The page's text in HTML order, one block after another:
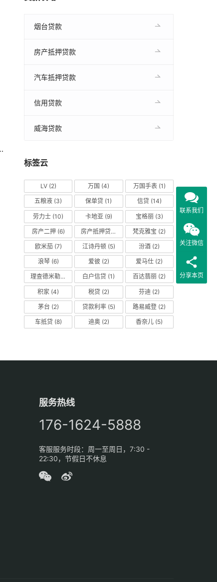
烟台贷款
房产抵押贷款
汽车抵押贷款
信用贷款
威海贷款
标签云
LV(2) 万国 (4) 万国手表(1)
五粮液 (3) 保单贷 (1) 信贷(14)
劳力士 (10) 卡地亚(9) 宝格丽(3)
房产二押(6) 房产抵押贷款 梵克雅宝 (2)
欧米茄(7) 江诗丹顿(5) 汾酒 (2)
浪琴(6) 爱彼 (2) 爱马仕 (2)
理查德米勒
(2) 白户信贷 (1) 百达翡丽 (2)
积家 (4) 税贷(2) 芬迪 (2)
茅台 (2) 贷款利率(5) 路易威登 (2)
车抵贷(8) 迪奥(2) 香奈儿 (5)
服务热线
176-1624-5888
客服服务时段：周一至周日，7:30 -
22:30，节假日不休息
联系我们
关注微信
分享本页